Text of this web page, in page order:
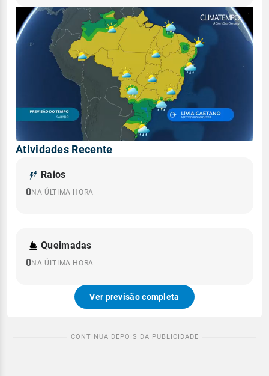
Atividades Recente
Raios
0NA ÚLTIMA HORA
Queimadas
0NA ÚLTIMA HORA
Ver previsão completa